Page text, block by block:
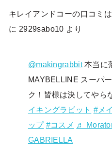
キレイアンドコーの口コミ
に 2929sabo10 より
@makingrabbit本当に
MAYBELLINE スーパ
ク！皆様は決してやら
イキングラビット #メ
ップ #コスメ ♬
GABRIELLA